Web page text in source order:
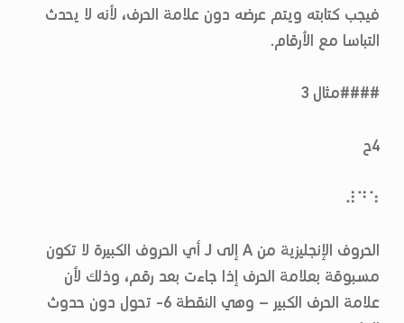
فيجب كتابته ويتم عرضه دون علامة الحرف، لأنه لا يحدث
التباسا مع الأرقام.
####مثال 3
4ح
⠼⠙⠱
الحروف الإنجليزية من A إلى J أي الحروف الكبيرة لا تكون
مسبوقة بعلامة الحرف إذا جاءت بعد رقم، وذلك لأن
علامة الحرف الكبير – وهي النقطة 6- تحول دون حدوث